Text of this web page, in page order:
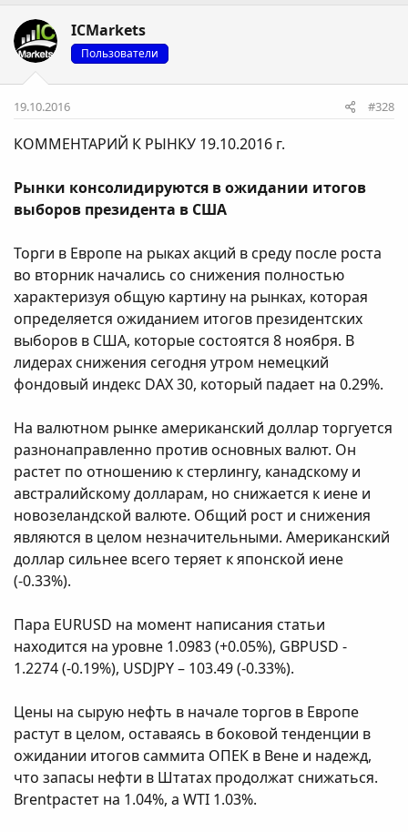
ICMarkets
Пользователи
19.10.2016 #328
КОММЕНТАРИЙ К РЫНКУ 19.10.2016 г.
Рынки консолидируются в ожидании итогов
выборов президента в США
Торги в Европе на рыках акций в среду после роста
во вторник начались со снижения полностью
характеризуя общую картину на рынках, которая
определяется ожиданием итогов президентских
выборов в США, которые состоятся 8 ноября. В
лидерах снижения сегодня утром немецкий
фондовый индекс DAX 30, который падает на 0.29%.
На валютном рынке американский доллар торгуется
разнонаправленно против основных валют. Он
растет по отношению к стерлингу, канадскому и
австралийскому долларам, но снижается к иене и
новозеландской валюте. Общий рост и снижения
являются в целом незначительными. Американский
доллар сильнее всего теряет к японской иене
(-0.33%).
Пара EURUSD на момент написания статьи
находится на уровне 1.0983 (+0.05%), GBPUSD -
1.2274 (-0.19%), USDJPY – 103.49 (-0.33%).
Цены на сырую нефть в начале торгов в Европе
растут в целом, оставаясь в боковой тенденции в
ожидании итогов саммита ОПЕК в Вене и надежд,
что запасы нефти в Штатах продолжат снижаться.
Brentрастет на 1.04%, а WTI 1.03%.